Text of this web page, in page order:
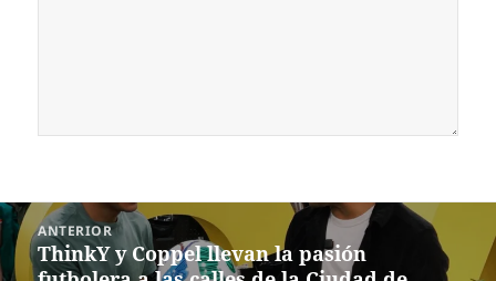
Navegación
de
entradas
ANTERIOR
Entrada
ThinkY y Coppel llevan la pasión